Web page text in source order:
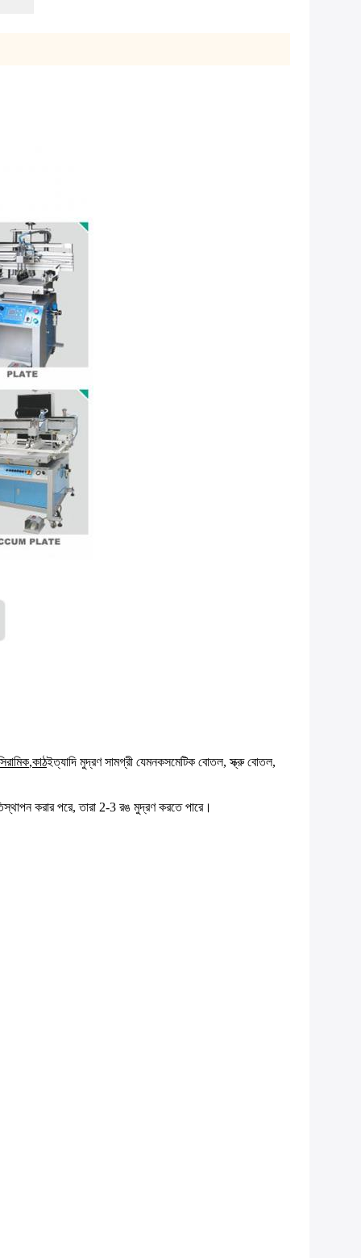
,কাঠইত্যাদি মুদ্রণ সামগ্রী যেমনকসমেটিক বোতল, স্ক্রু বোতল,
করার পরে, তারা 2-3 রঙ মুদ্রণ করতে পারে।